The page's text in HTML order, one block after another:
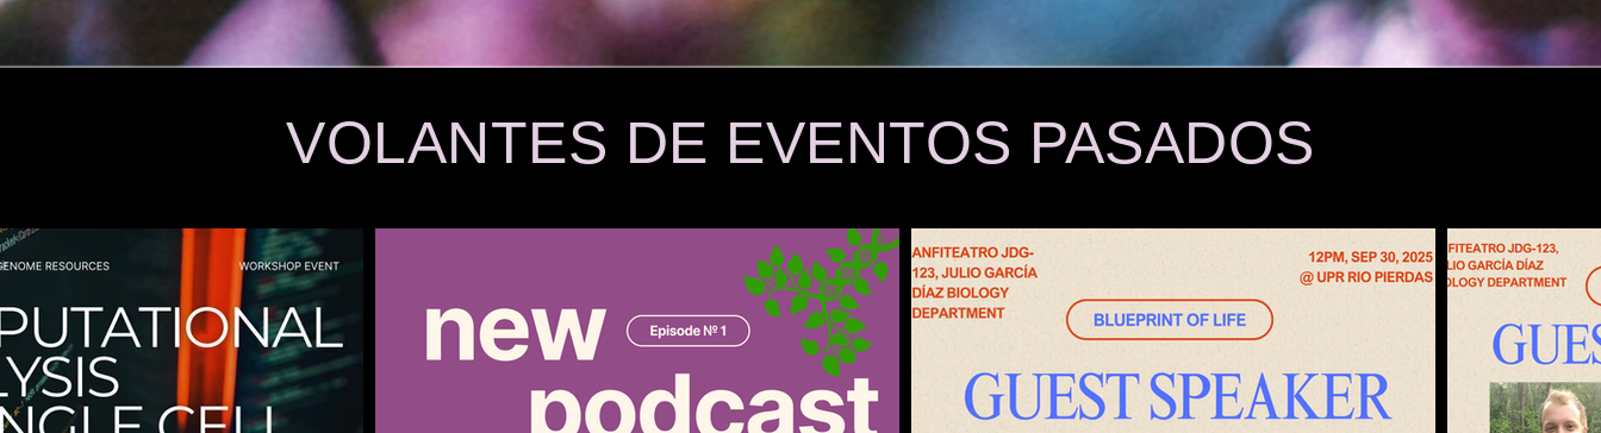
VOLANTES DE EVENTOS PASADOS